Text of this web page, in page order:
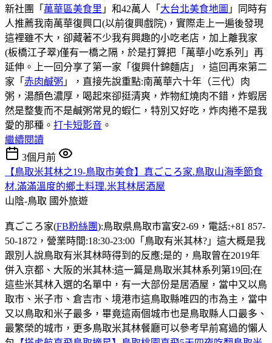
新社團「 萬華區美食里 」和42萬人「 大台北美食地圖 」同時有
人推薦我南萬華復興口(以前復興戲院)，實際走上一遍後發現
這裡雖不大，卻藏著不少我有興趣的小吃老店，加上離我家
(板橋江子翠)僅有一橋之隔，於是打算把「萬華小吃系列」再
延伸。上一回分享了第一家「復興什錦麵店」，這回再來第二
家「 赤肉鹹粥 」，直接先說重點:南萬華六十年（三代）肉
粥，湯顏色濃厚，喝起來卻挺清爽，炸物紅燒肉不錯，炸蝦居
然是整隻而不是鹹粥常見的蝦仁，特別又好吃，炸肉捲不是我
愛的那種。 打卡短影音 。
繼續閱讀
3個月前
【鳥取米其林之19-鳥取市美食】真ごころ家.鳥取山海季節食
材.滿滿溫度的鄉土料理.米其林居酒屋
山陰-鳥取 國外旅遊
真ごころ家(FB粉絲團):鳥取県鳥取市富安2-69，電話:+81 857-
50-1872，營業時間:18:30-23:00「鳥取有米其林?」這大概是我
跟別人說鳥取有米其林時得到的反應;是的，鳥取曾在2019年
併入京都、大阪的米其林:這一篇是鳥取米其林系列第19回;在
這些米其林入選的名單中，有一大部份是居酒屋，當中又以鳥
取市、米子市、倉吉市、境港市這鳥取縣唯四的市為主，當中
又以鳥取和米子最多，畢竟這兩個城市也是鳥取縣人口最多、
最繁榮的城市，更多鳥取米其林餐廳可以參考早前寫過的懶人